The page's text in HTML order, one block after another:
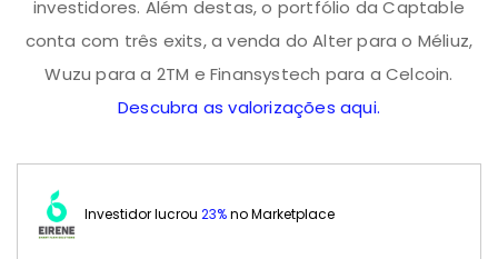
investidores. Além destas, o portfólio da Captable
conta com três exits, a venda do Alter para o Méliuz,
Wuzu para a 2TM e Finansystech para a Celcoin.
Descubra as valorizações aqui.
Investidor lucrou 23%no Marketplace